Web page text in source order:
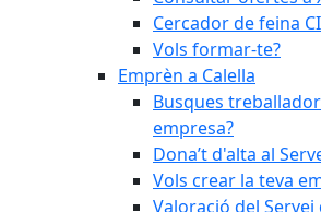
Cercador de feina
Vols formar-te?
Emprèn a Calella
Busques
empresa?
Dona’t d'alta al
Vols crear la teva
Valoració del Servei